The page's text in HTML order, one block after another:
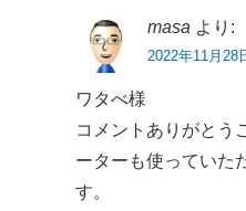
masa より:
2022年11月28
ワタべ様
コメントありがとう
ーターも使っていた
す。